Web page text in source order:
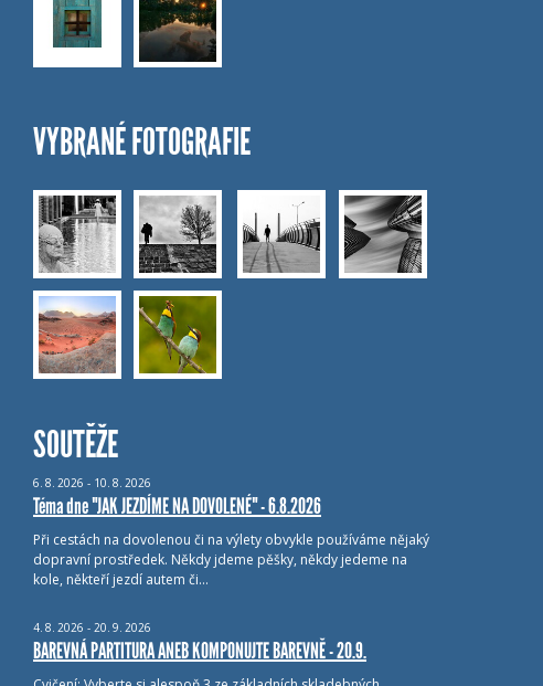
VYBRANÉ FOTOGRAFIE
SOUTĚŽE
6. 8. 2026 - 10. 8. 2026
Téma dne "JAK JEZDÍME NA DOVOLENÉ" - 6.8.2026
Při cestách na dovolenou či na výlety obvykle používáme nějaký
dopravní prostředek. Někdy jdeme pěšky, někdy jedeme na
kole, někteří jezdí autem či…
4. 8. 2026 - 20. 9. 2026
BAREVNÁ PARTITURA ANEB KOMPONUJTE BAREVNĚ - 20.9.